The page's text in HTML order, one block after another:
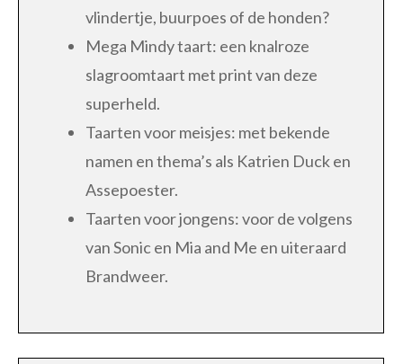
vlindertje, buurpoes of de honden?
Mega Mindy taart: een knalroze
slagroomtaart met print van deze
superheld.
Taarten voor meisjes: met bekende
namen en thema’s als Katrien Duck en
Assepoester.
Taarten voor jongens: voor de volgens
van Sonic en Mia and Me en uiteraard
Brandweer.